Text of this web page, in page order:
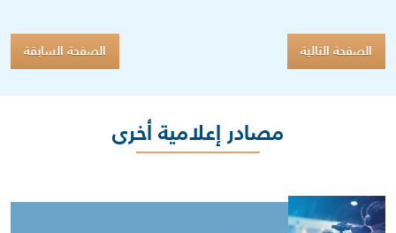
الصفحة السابقة الصفحة التالية
مصادر إعلامية أخرى